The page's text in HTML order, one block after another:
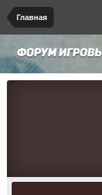
Главная